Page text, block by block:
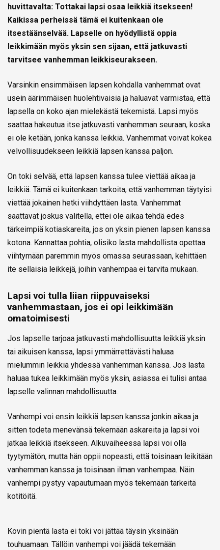
huvittavalta: Tottakai lapsi osaa leikkiä itsekseen!
Kaikissa perheissä tämä ei kuitenkaan ole
itsestäänselvää. Lapselle on hyödyllistä oppia
leikkimään myös yksin sen sijaan, että jatkuvasti
tarvitsee vanhemman leikkiseurakseen.
Varsinkin ensimmäisen lapsen kohdalla vanhemmat ovat
usein äärimmäisen huolehtivaisia ja haluavat varmistaa, että
lapsella on koko ajan mielekästä tekemistä. Lapsi myös
saattaa hakeutua itse jatkuvasti vanhemman seuraan, koska
ei ole ketään, jonka kanssa leikkiä. Vanhemmat voivat kokea
velvollisuudekseen leikkiä lapsen kanssa paljon.
On toki selvää, että lapsen kanssa tulee viettää aikaa ja
leikkiä. Tämä ei kuitenkaan tarkoita, että vanhemman täytyisi
viettää jokainen hetki viihdyttäen lasta. Vanhemmat
saattavat joskus valitella, ettei ole aikaa tehdä edes
tärkeimpiä kotiaskareita, jos on yksin pienen lapsen kanssa
kotona. Kannattaa pohtia, olisiko lasta mahdollista opettaa
viihtymään paremmin myös omassa seurassaan, kehittäen
ite sellaisia leikkejä, joihin vanhempaa ei tarvita mukaan.
Lapsi voi tulla liian riippuvaiseksi
vanhemmastaan, jos ei opi leikkimään
omatoimisesti
Jos lapselle tarjoaa jatkuvasti mahdollisuutta leikkiä yksin
tai aikuisen kanssa, lapsi ymmärrettävästi haluaa
mielummin leikkiä yhdessä vanhemman kanssa. Jos lasta
haluaa tukea leikkimään myös yksin, asiassa ei tulisi antaa
lapselle valinnan mahdollisuutta.
Vanhempi voi ensin leikkiä lapsen kanssa jonkin aikaa ja
sitten todeta menevänsä tekemään askareita ja lapsi voi
jatkaa leikkiä itsekseen. Alkuvaiheessa lapsi voi olla
tyytymätön, mutta hän oppii nopeasti, että toisinaan leikitään
vanhemman kanssa ja toisinaan ilman vanhempaa. Näin
vanhempi pystyy vapautumaan myös tekemään tärkeitä
kotitöitä.
Kovin pientä lasta ei toki voi jättää täysin yksinään
touhuamaan. Tällöin vanhempi voi jäädä tekemään